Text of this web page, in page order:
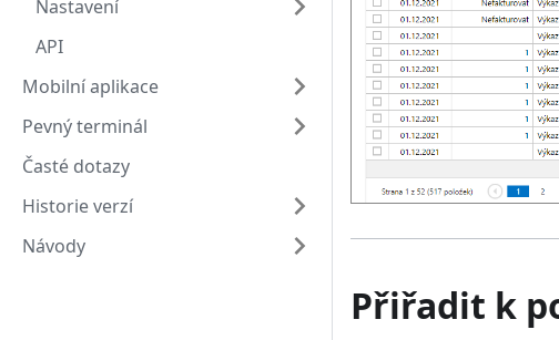
Nastavení
API
Mobilní aplikace
Pevný terminál
Časté dotazy
Historie verzí
Návody
Přiřadit k